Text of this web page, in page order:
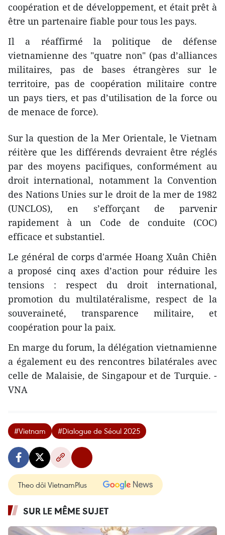
coopération et de développement, et était prêt à
être un partenaire fiable pour tous les pays.
Il a réaffirmé la politique de défense
vietnamienne des "quatre non" (pas d’alliances
militaires, pas de bases étrangères sur le
territoire, pas de coopération militaire contre
un pays tiers, et pas d’utilisation de la force ou
de menace de force).
Sur la question de la Mer Orientale, le Vietnam
réitère que les différends devraient être réglés
par des moyens pacifiques, conformément au
droit international, notamment la Convention
des Nations Unies sur le droit de la mer de 1982
(UNCLOS), en s’efforçant de parvenir
rapidement à un Code de conduite (COC)
efficace et substantiel.
Le général de corps d'armée Hoang Xuân Chiên
a proposé cinq axes d’action pour réduire les
tensions : respect du droit international,
promotion du multilatéralisme, respect de la
souveraineté, transparence militaire, et
coopération pour la paix.
En marge du forum, la délégation vietnamienne
a également eu des rencontres bilatérales avec
celle de Malaisie, de Singapour et de Turquie. -
VNA
#Vietnam #Dialogue de Séoul 2025
Theo dõi VietnamPlus
SUR LE MÊME SUJET